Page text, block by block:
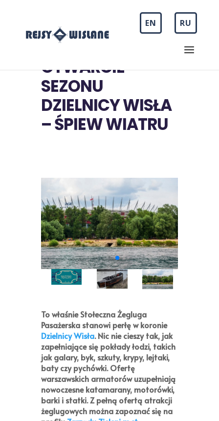
EN RU
OTWARCIE
SEZONU
DZIELNICY WISŁA
– ŚPIEW WIATRU
To właśnieStołeczna Żegluga
Pasażerska stanowi perłę w koronie
Dzielnicy Wisła. Nic nie cieszy tak, jak
zapełniające się pokłady łodzi, takich
jak galary, byk, szkuty, krypy, lejtaki,
baty czy pychówki. Ofertę
warszawskich armatorów uzupełniają
nowoczesne katamarany, motorówki,
barki i statki. Z pełną ofertą atrakcji
żeglugowych można zapoznać się na